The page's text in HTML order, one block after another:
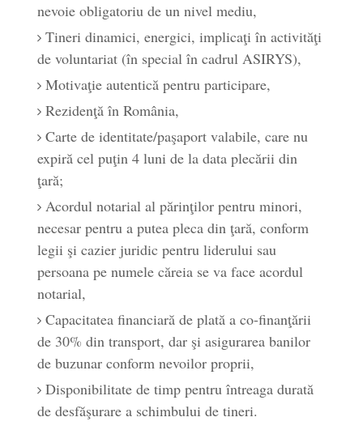
nevoie obligatoriu de un nivel mediu,
Tineri dinamici, energici, implicaţi în activităţi
de voluntariat (în special în cadrul ASIRYS),
Motivaţie autentică pentru participare,
Rezidenţă în România,
Carte de identitate/paşaport valabile, care nu
expiră cel puţin 4 luni de la data plecării din
ţară;
Acordul notarial al părinţilor pentru minori,
necesar pentru a putea pleca din ţară, conform
legii şi cazier juridic pentru liderului sau
persoana pe numele căreia se va face acordul
notarial,
Capacitatea financiară de plată a co-finanţării
de 30% din transport, dar şi asigurarea banilor
de buzunar conform nevoilor proprii,
Disponibilitate de timp pentru întreaga durată
de desfăşurare a schimbului de tineri.